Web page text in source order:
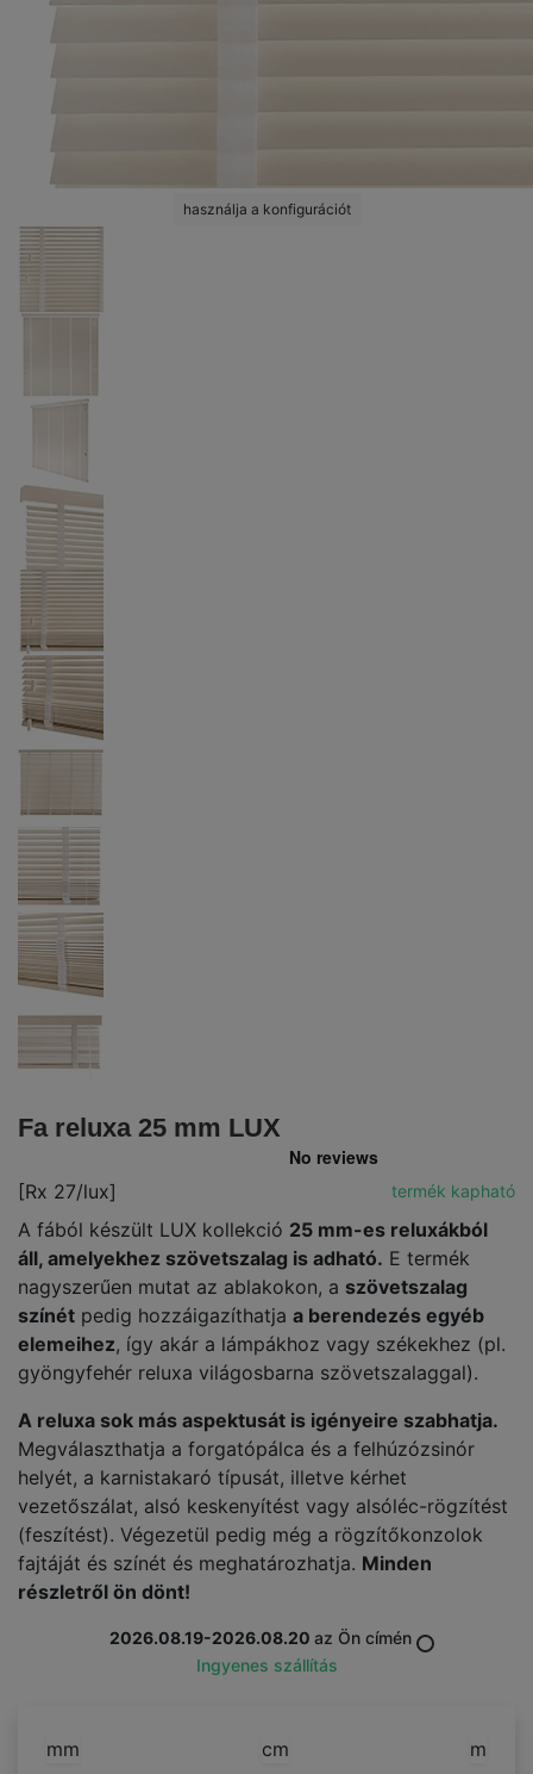
használja a konfigurációt
Fa reluxa 25 mm LUX
[Rx 27/lux] termék kapható
A fából készült LUX kollekció 25 mm-es reluxákból
áll, amelyekhez szövetszalag is adható. E termék
nagyszerűen mutat az ablakokon, a szövetszalag
színét pedig hozzáigazíthatja a berendezés egyéb
elemeihez, így akár a lámpákhoz vagy székekhez (pl.
gyöngyfehér reluxa világosbarna szövetszalaggal).
A reluxa sok más aspektusát is igényeire szabhatja.
Megválaszthatja a forgatópálca és a felhúzózsinór
helyét, a karnistakaró típusát, illetve kérhet
vezetőszálat, alsó keskenyítést vagy alsóléc-rögzítést
(feszítést). Végezetül pedig még a rögzítőkonzolok
fajtáját és színét és meghatározhatja. Minden
részletről ön dönt!
2026.08.19-2026.08.20 az Ön címén
Ingyenes szállítás
mm cm m